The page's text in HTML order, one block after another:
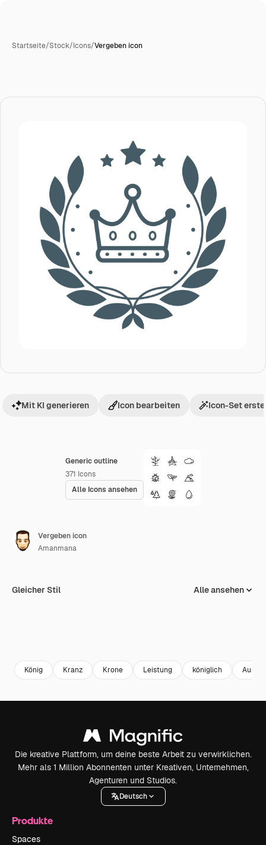
Startseite/Stock/Icons/Vergeben icon
Generic outline
371 Icons
Alle Icons ansehen
Mit KI generieren Icon bearbeiten Icon-Set
Vergeben icon
Amanmana
Gleicher Stil Alle ansehen
König Kranz Krone Leistung königlich
Die kreative Plattform, um deine beste Arbeit zu verwirklichen.
Mehr als 1 Million Abonnenten unter Kreativen, Unternehmen,
Agenturen und Studios.
Deutsch
Produkte
Spaces